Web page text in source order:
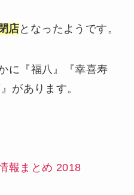
店となったようです。
に『福八』『幸喜寿
があります。
報まとめ 2018